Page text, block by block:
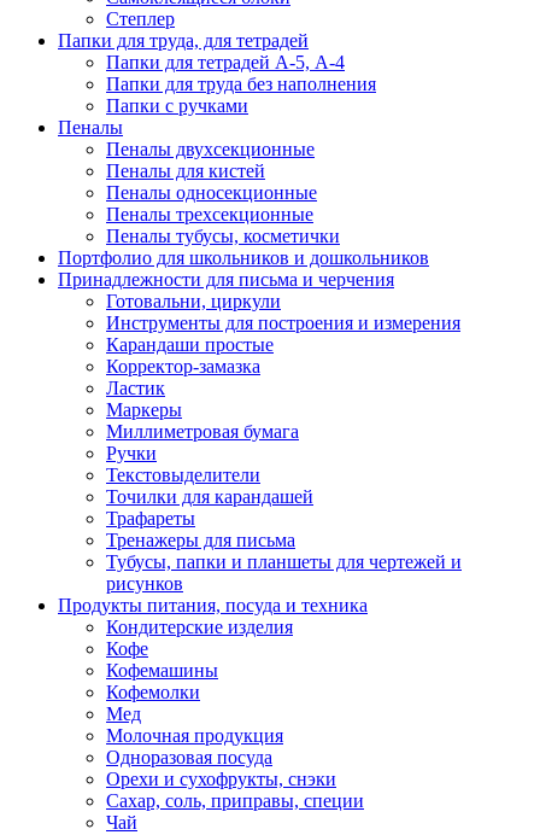
Степлер
Папки для труда, для тетрадей
Папки для тетрадей А-5, А-4
Папки для труда без наполнения
Папки с ручками
Пеналы
Пеналы двухсекционные
Пеналы для кистей
Пеналы односекционные
Пеналы трехсекционные
Пеналы тубусы, косметички
Портфолио для школьников и дошкольников
Принадлежности для письма и черчения
Готовальни, циркули
Инструменты для построения и измерения
Карандаши простые
Корректор-замазка
Ластик
Маркеры
Миллиметровая бумага
Ручки
Текстовыделители
Точилки для карандашей
Трафареты
Тренажеры для письма
Тубусы, папки и планшеты для чертежей и
рисунков
Продукты питания, посуда и техника
Кондитерские изделия
Кофе
Кофемашины
Кофемолки
Мед
Молочная продукция
Одноразовая посуда
Орехи и сухофрукты, снэки
Сахар, соль, приправы, специи
Чай